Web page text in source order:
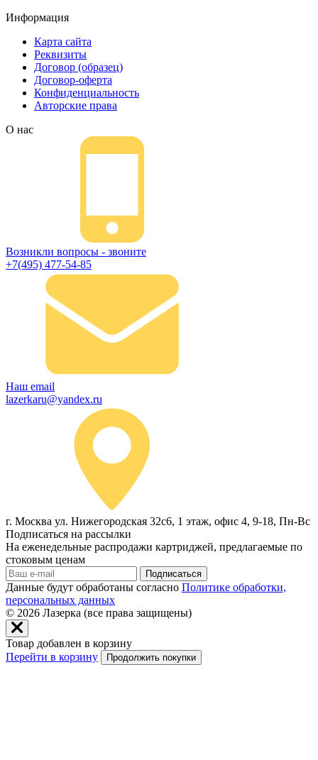
Информация
Карта сайта
Реквизиты
Договор (образец)
Договор-оферта
Конфиденциальность
Авторские права
О нас
Возникли вопросы - звоните
+7(495) 477-54-85
Наш email
lazerkaru@yandex.ru
г. Москва ул. Нижегородская 32с6, 1 этаж, офис 4, 9-18, Пн-Вс
Подписаться на рассылки
На еженедельные распродажи картриджей, предлагаемые по
стоковым ценам
Подписаться
Данные будут обработаны согласно Политике обработки,
персональных данных
© 2026 Лазерка (все права защищены)
Товар добавлен в корзину
Перейти в корзину
Продолжить покупки